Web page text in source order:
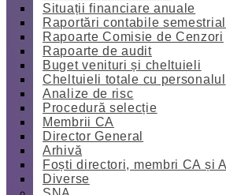
Situații financiare anuale
Raportări contabile
Rapoarte Comisie de Cenzori
Rapoarte de audit
Buget venituri și cheltuieli
Cheltuieli totale cu personalul
Analize de risc
Procedură selecție
Membrii CA
Director General
Arhivă
Foști directori, membri CA și
Diverse